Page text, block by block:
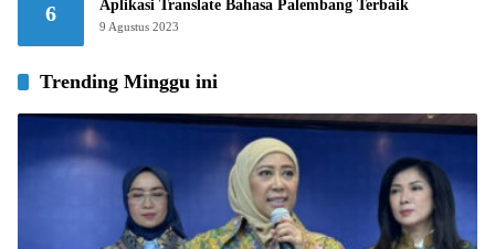
6 Aplikasi Translate Bahasa Palembang Terbaik
9 Agustus 2023
Trending Minggu ini